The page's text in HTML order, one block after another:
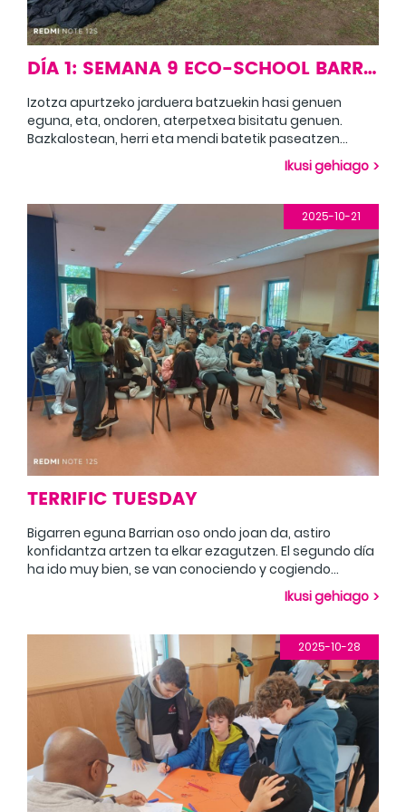
DÍA 1: SEMANA 9 ECO-SCHOOL BARRIA
Izotza apurtzeko jarduera batzuekin hasi genuen
eguna, eta, ondoren, aterpetxea bisitatu genuen.
Bazkalostean, herri eta mendi batetik paseatzen
dugu, bista ikusgarriez gozatzeko. Empezamos el día
con unas actividades para romper el hielo y, más
disfrutamos de un paseo por un pueblo y una
montaña para disfrutar de las impresionantes vistas.
Ikusi gehiago
2025-10-21
TERRIFIC TUESDAY
Bigarren eguna Barrian oso ondo joan da, astiro
konfidantza artzen ta elkar ezagutzen. El segundo día
ha ido muy bien, se van conociendo y cogiendo
Ikusi gehiago
2025-10-28